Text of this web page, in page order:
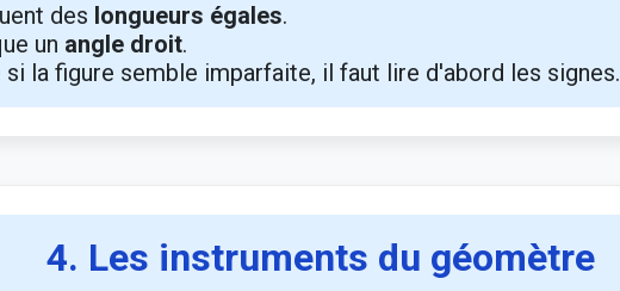
des longueurs égales.
un angle droit.
la figure semble imparfaite, il faut lire d'abord les signes.
4. Les instruments du géomètre